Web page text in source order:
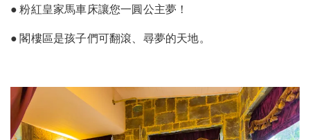
● 粉紅皇家馬車床讓您一圓公主夢！
● 閣樓區是孩子們可翻滾、尋夢的天地。